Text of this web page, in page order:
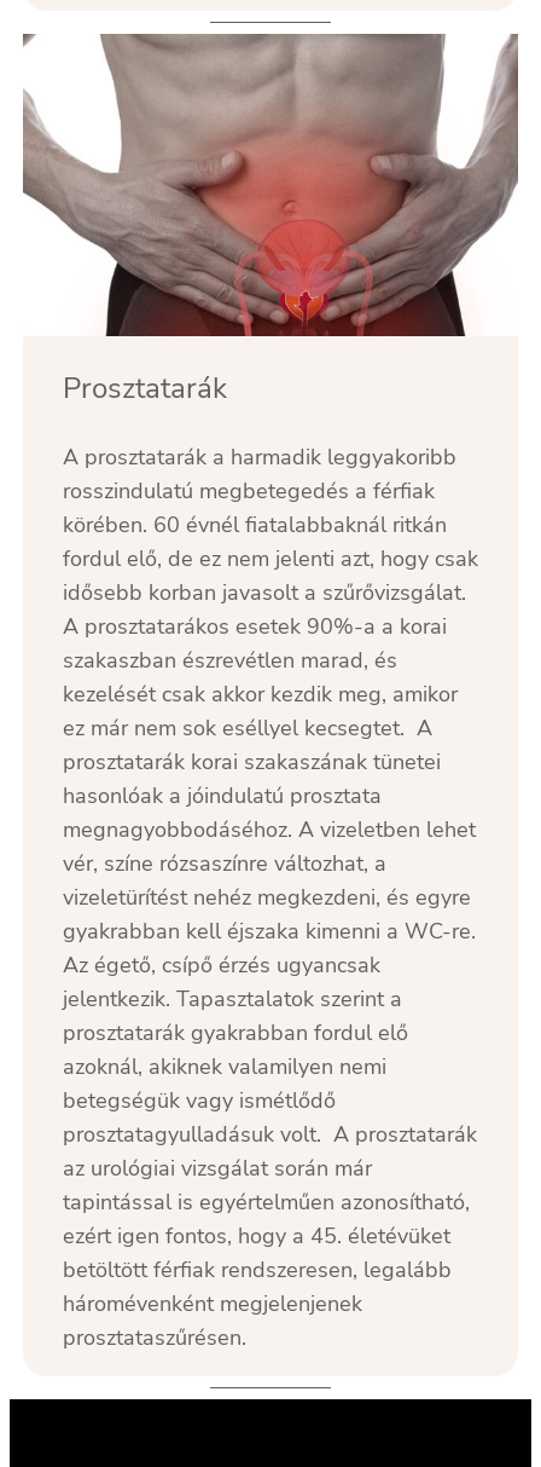
Prosztatarák
A prosztatarák a harmadik leggyakoribb
rosszindulatú megbetegedés a férfiak
körében. 60 évnél fiatalabbaknál ritkán
fordul elő, de ez nem jelenti azt, hogy csak
idősebb korban javasolt a szűrővizsgálat.
A prosztatarákos esetek 90%-a a korai
szakaszban észrevétlen marad, és
kezelését csak akkor kezdik meg, amikor
ez már nem sok eséllyel kecsegtet. A
prosztatarák korai szakaszának tünetei
hasonlóak a jóindulatú prosztata
megnagyobbodáséhoz. A vizeletben lehet
vér, színe rózsaszínre változhat, a
vizeletürítést nehéz megkezdeni, és egyre
gyakrabban kell éjszaka kimenni a WC-re.
Az égető, csípő érzés ugyancsak
jelentkezik. Tapasztalatok szerint a
prosztatarák gyakrabban fordul elő
azoknál, akiknek valamilyen nemi
betegségük vagy ismétlődő
prosztatagyulladásuk volt. A prosztatarák
az urológiai vizsgálat során már
tapintással is egyértelműen azonosítható,
ezért igen fontos, hogy a 45. életévüket
betöltött férfiak rendszeresen, legalább
háromévenként megjelenjenek
prosztataszűrésen.